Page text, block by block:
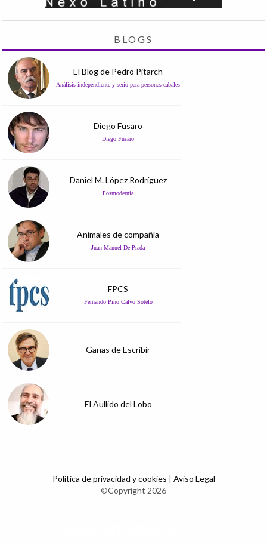
BLOGS
El Blog de Pedro Pitarch
Análisis independiente y serio para personas cabales
Diego Fusaro
Diego Fusaro
Daniel M. López Rodríguez
Posmodernia
Animales de compañía
Juan Manuel De Prada
FPCS
Fernando Pino Calvo Sotelo
Ganas de Escribir
El Aullido del Lobo
Política de privacidad y cookies | Aviso Legal
©Copyright 2026